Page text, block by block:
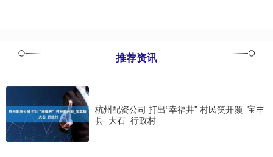
推荐资讯
杭州配资公司 打出“幸福井” 村民笑开颜_宝丰
县_大石_行政村